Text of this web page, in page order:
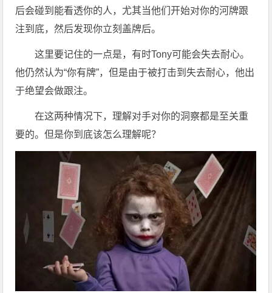
后会碰到能看透你的人，尤其当他们开始对你的河牌跟
注到底，然后发现你立刻盖牌后。
这里要记住的一点是，有时Tony可能会失去耐心。
他仍然认为“你有牌”，但是由于被打击到失去耐心，他出
于绝望会做跟注。
在这两种情况下，理解对手对你的洞察都是至关重
要的。但是你到底该怎么理解呢？